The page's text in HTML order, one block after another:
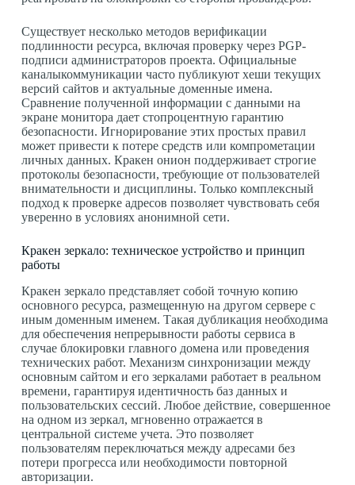
Существует несколько методов верификации
подлинности ресурса, включая проверку через PGP-
подписи администраторов проекта. Официальные
каналыкоммуникации часто публикуют хеши текущих
версий сайтов и актуальные доменные имена.
Сравнение полученной информации с данными на
экране монитора дает стопроцентную гарантию
безопасности. Игнорирование этих простых правил
может привести к потере средств или компрометации
личных данных. Кракен онион поддерживает строгие
протоколы безопасности, требующие от пользователей
внимательности и дисциплины. Только комплексный
подход к проверке адресов позволяет чувствовать себя
уверенно в условиях анонимной сети.
Кракен зеркало: техническое устройство и принцип
работы
Кракен зеркало представляет собой точную копию
основного ресурса, размещенную на другом сервере с
иным доменным именем. Такая дубликация необходима
для обеспечения непрерывности работы сервиса в
случае блокировки главного домена или проведения
технических работ. Механизм синхронизации между
основным сайтом и его зеркалами работает в реальном
времени, гарантируя идентичность баз данных и
пользовательских сессий. Любое действие, совершенное
на одном из зеркал, мгновенно отражается в
центральной системе учета. Это позволяет
пользователям переключаться между адресами без
потери прогресса или необходимости повторной
авторизации.